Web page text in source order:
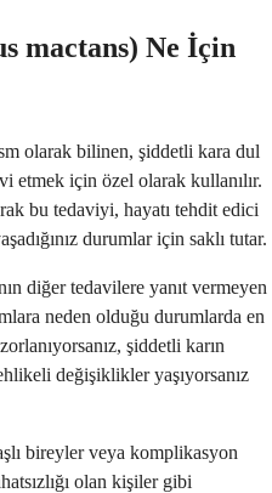
mactans) Ne İçin
olarak bilinen, şiddetli kara dul
etmek için özel olarak kullanılır.
bu tedaviyi, hayatı tehdit edici
durumlar için saklı tutar.
diğer tedavilere yanıt vermeyen
neden olduğu durumlarda en
şiddetli karın
değişiklikler yaşıyorsanız
bireyler veya komplikasyon
olan kişiler gibi